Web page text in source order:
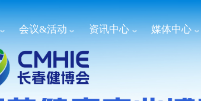
会议&活动 资讯中心 媒体中心